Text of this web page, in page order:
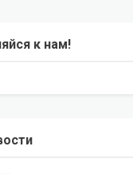
к нам!